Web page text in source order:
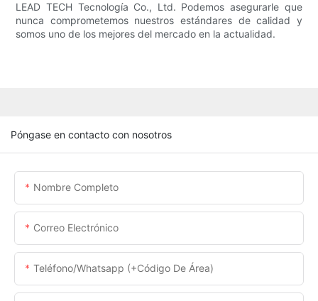
LEAD TECH Tecnología Co., Ltd. Podemos asegurarle que
nunca comprometemos nuestros estándares de calidad y
somos uno de los mejores del mercado en la actualidad.
Póngase en contacto con nosotros
Nombre Completo
Correo Electrónico
Teléfono/whatsapp (+código De Área)